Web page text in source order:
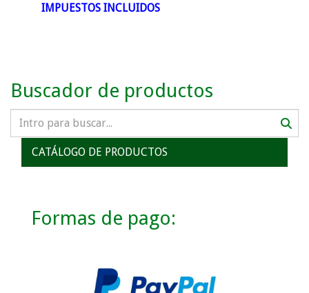
IMPUESTOS INCLUIDOS
Buscador de productos
CATÁLOGO DE PRODUCTOS
Formas de pago: